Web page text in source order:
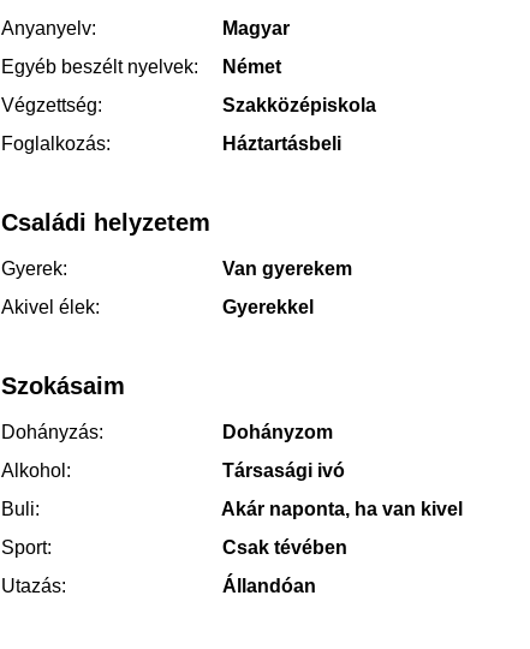
Anyanyelv:
Magyar
Egyéb beszélt nyelvek:
Német
Végzettség:
Szakközépiskola
Foglalkozás:
Háztartásbeli
Családi helyzetem
Gyerek:
Van gyerekem
Akivel élek:
Gyerekkel
Szokásaim
Dohányzás:
Dohányzom
Alkohol:
Társasági ivó
Buli:
Akár naponta, ha van kivel
Sport:
Csak tévében
Utazás:
Állandóan